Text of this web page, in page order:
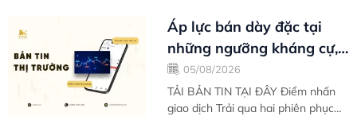
tiếp khi thị trường đánh mất xung
lực...
Áp lực bán dày đặc tại
những ngưỡng kháng cự,
VN-Index nghỉ chân sau
nỗ lực phục...
05/08/2026
TẢI BẢN TIN TẠI ĐÂY Điểm nhấn
giao dịch Trải qua hai phiên phục